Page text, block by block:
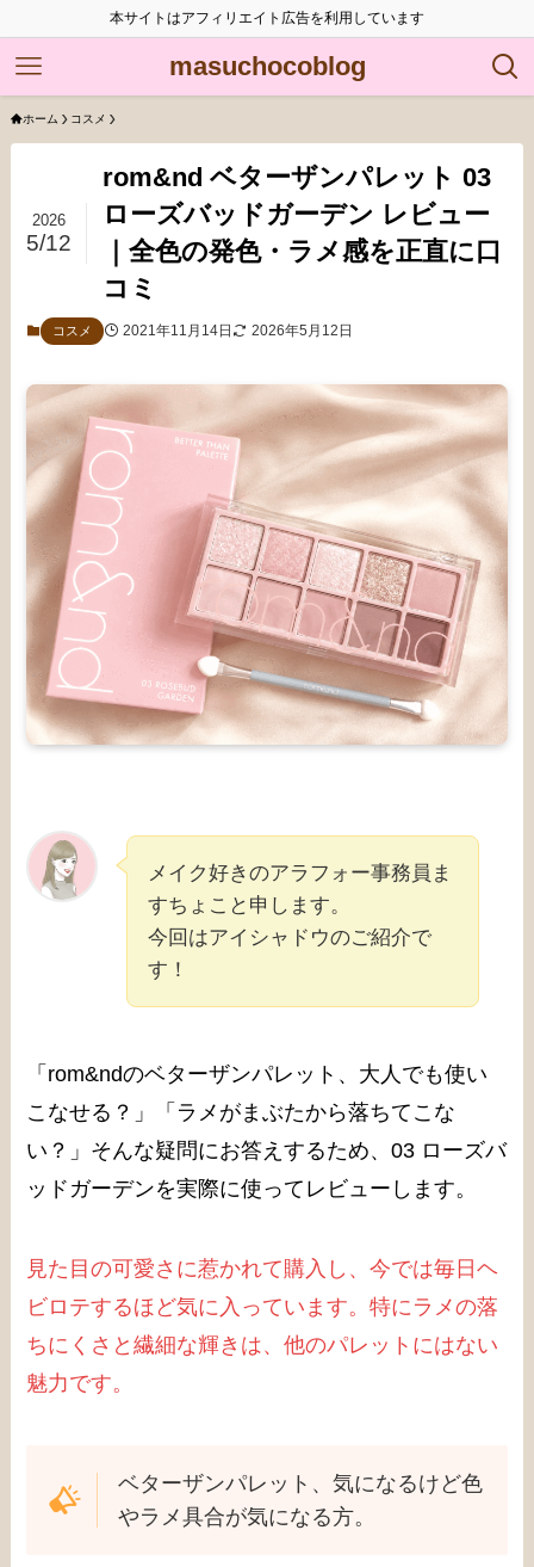
本サイトはアフィリエイト広告を利用しています
masuchocoblog
ホーム コスメ
rom&nd ベターザンパレット 03
ローズバッドガーデン レビュー
｜全色の発色・ラメ感を正直に口
コミ
2026
5/12
コスメ 2021年11月14日 2026年5月12日
メイク好きのアラフォー事務員ま
すちょこと申します。
今回はアイシャドウのご紹介で
す！
「rom&ndのベターザンパレット、大人でも使い
こなせる？」「ラメがまぶたから落ちてこな
い？」そんな疑問にお答えするため、03 ローズバ
ッドガーデンを実際に使ってレビューします。
見た目の可愛さに惹かれて購入し、今では毎日ヘ
ビロテするほど気に入っています。特にラメの落
ちにくさと繊細な輝きは、他のパレットにはない
魅力です。
ベターザンパレット、気になるけど色
やラメ具合が気になる方。